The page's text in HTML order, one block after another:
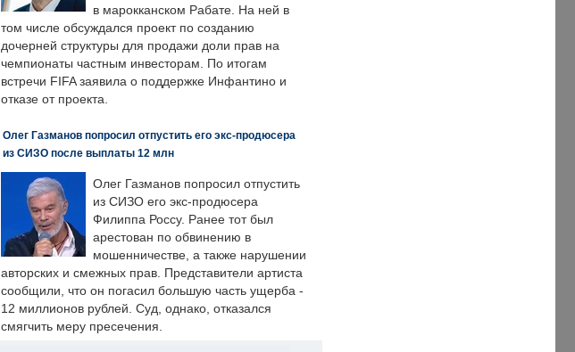
в марокканском Рабате. На ней в
том числе обсуждался проект по созданию
дочерней структуры для продажи доли прав на
чемпионаты частным инвесторам. По итогам
встречи FIFA заявила о поддержке Инфантино и
отказе от проекта.
Олег Газманов попросил отпустить его экс-продюсера
из СИЗО после выплаты 12 млн
Олег Газманов попросил отпустить
из СИЗО его экс-продюсера
Филиппа Россу. Ранее тот был
арестован по обвинению в
мошенничестве, а также нарушении
авторских и смежных прав. Представители артиста
сообщили, что он погасил большую часть ущерба -
12 миллионов рублей. Суд, однако, отказался
смягчить меру пресечения.